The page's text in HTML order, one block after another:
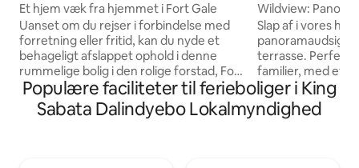
Et hjem væk fra hjemmet i Fort Gale
Uanset om du rejser i forbindelse med
forretning eller fritid, kan du nyde et
behageligt afslappet ophold i denne
rummelige bolig i den rolige forstad, Fort
Gale. Huset er velegnet til kort- eller
længerevarende ophold. Tæt på Walter
Sisulu University, Nelson Mandela
Wildview:
Bay (4x4-køretøj
Slap af i vores
panoramaudsigt
terrasse. Perfekt
familier, med et
og eget badeværelse.
Adgang: Fuldt
ikke firhjulstrækker. Aktiviteter:
Populære faciliteter til ferieboliger i King
Sabata Dalindyebo Lokalmyndighed